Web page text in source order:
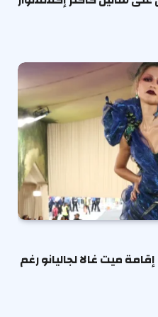
ميت غالا لجاليانو رغم